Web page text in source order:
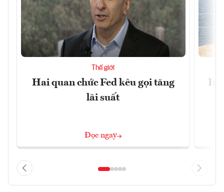
Thế giới
Hai quan chức Fed kêu gọi tăng
lãi suất
Đọc ngay